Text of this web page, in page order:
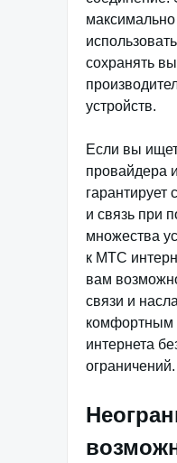
сохранять
устройств.
Если вы
провайдера
гарантирует
и связь при
множества
к МТС
вам
связи и
комфортным
интернета
ограничений.